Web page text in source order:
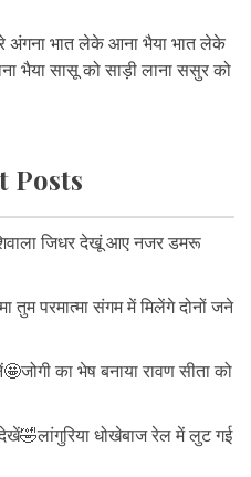
अंगना भात लेके आना भैया भात लेके
भैया सासू को साड़ी लाना ससुर को
Posts
जिधर देखूं आए नजर डमरू
तुम परमात्मा संगम में मिलेंगे दोनों जने
का भेष बनाया रावण सीता को
धोखेबाज रेल में लुट गई